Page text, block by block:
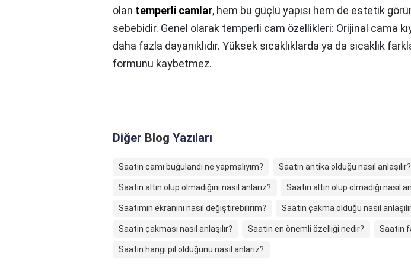
olan temperli camlar, hem bu güçlü yapısı hem de estetik
sebebidir. Genel olarak temperli cam özellikleri: Orijinal cama
daha fazla dayanıklıdır. Yüksek sıcaklıklarda ya da sıcaklık
formunu kaybetmez.
Diğer Blog Yazıları
Saatin camı buğulandı ne yapmalıyım? Saatin antika olduğu nasıl anlaşılır?
Saatin altın olup olmadığını nasıl anlarız? Saatin altın olup olmadığı nasıl
Saatimin ekranını nasıl değiştirebilirim? Saatin çakma olduğu nasıl
Saatin çakması nasıl anlaşılır? Saatin en önemli özelliği nedir? Saatin
Saatin hangi pil olduğunu nasıl anlarız?